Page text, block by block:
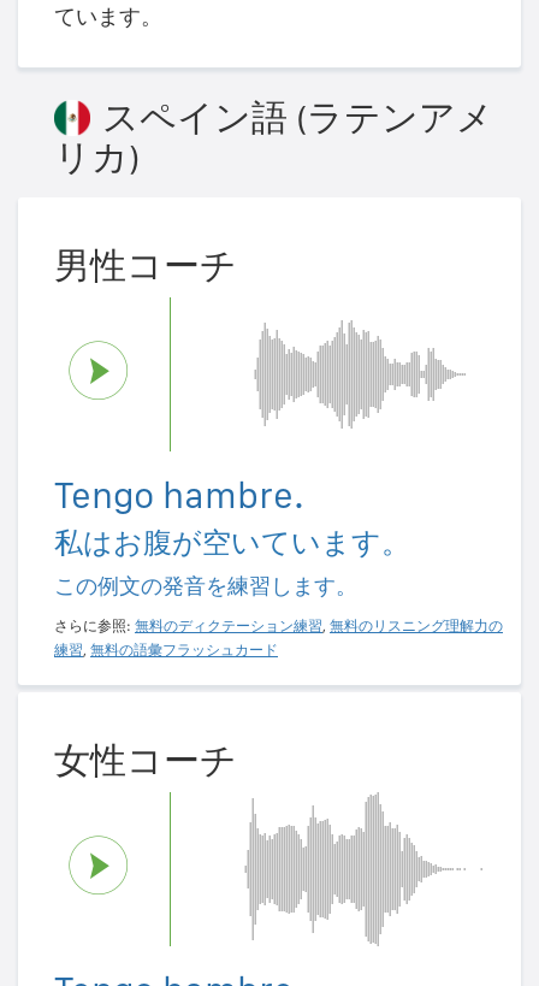
ています。
スペイン語 (ラテンアメ
リカ)
男性コーチ
Tengo hambre.
私はお腹が空いています。
この例文の発音を練習します。
さらに参照: 無料のディクテーション練習, 無料のリスニング理解力の
練習, 無料の語彙フラッシュカード
女性コーチ